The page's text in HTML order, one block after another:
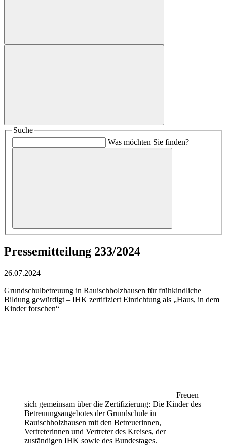
Suche
Was möchten Sie finden?
Pressemitteilung 233/2024
26.07.2024
Grundschulbetreuung in Rauischholzhausen für frühkindliche
Bildung gewürdigt – IHK zertifiziert Einrichtung als „Haus, in dem
Kinder forschen“
Freuen
sich gemeinsam über die Zertifizierung: Die Kinder des
Betreuungsangebotes der Grundschule in
Rauischholzhausen mit den Betreuerinnen,
Vertreterinnen und Vertreter des Kreises, der
zuständigen IHK sowie des Bundestages.